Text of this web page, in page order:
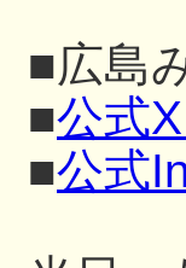
■広島
■公式
■公式